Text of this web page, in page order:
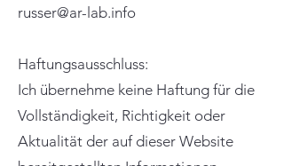
russer@ar-lab.info
Haftungsausschluss:
Ich übernehme keine Haftung für die
Vollständigkeit, Richtigkeit oder
Aktualität der auf dieser Website